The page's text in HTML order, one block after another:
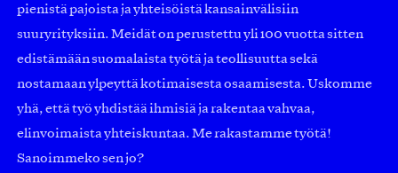
pienistä pajoista ja yhteisöistä kansainvälisiin
suuryrityksiin. Meidät on perustettu yli 100 vuotta sitten
edistämään suomalaista työtä ja teollisuutta sekä
nostamaan ylpeyttä kotimaisesta osaamisesta. Uskomme
yhä, että työ yhdistää ihmisiä ja rakentaa vahvaa,
elinvoimaista yhteiskuntaa. Me rakastamme työtä!
Sanoimmeko sen jo?